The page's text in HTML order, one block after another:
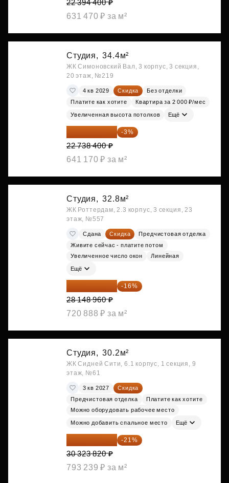
22 394 400 ₽
631 470 ₽ за м²
Студия, 34.4м²
ЖК Симоновский Вал, 3 корпус, 3 секция,
20 этаж, №219
4 кв 2029 Скидка
Без отделки
Платите как хотите
Квартира за 2 000 ₽/мес
Увеличенная высота потолков Ещё
22 056 248 ₽ -3%
22 738 400 ₽
641 170 ₽ за м²
Студия, 32.8м²
ЖК Роттердам, 2.3 корпус, 3 секция, 23
этаж, №557
Сдана Скидка
Предчистовая отделка
Живите сейчас - платите потом
Увеличенное число окон
Линейная
Ещё
23 645 126 ₽ -16%
28 148 960 ₽
720 888 ₽ за м²
Студия, 30.2м²
ЖК Сидней Сити, 6.1 корпус, 1 секция, 9
этаж, №61
3 кв 2027
Скидка
Предчистовая отделка
Платите как хотите
Можно оборудовать рабочее место
Можно добавить спальное место Ещё
23 955 818 ₽ -21%
30 323 820 ₽
793 239 ₽ за м²